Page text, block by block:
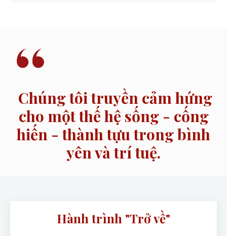
Chúng tôi truyền cảm hứng
cho một thế hệ sống - cống
hiến - thành tựu trong bình
yên và trí tuệ.
Hành trình "Trở về"